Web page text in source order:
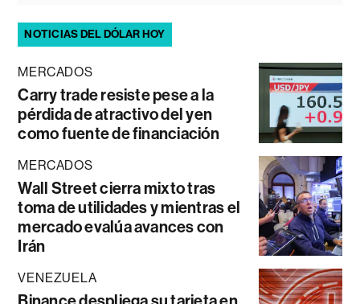
NOTICIAS DEL DÓLAR HOY
MERCADOS
Carry trade resiste pese a la
pérdida de atractivo del yen
como fuente de financiación
MERCADOS
Wall Street cierra mixto tras
toma de utilidades y mientras el
mercado evalúa avances con
Irán
VENEZUELA